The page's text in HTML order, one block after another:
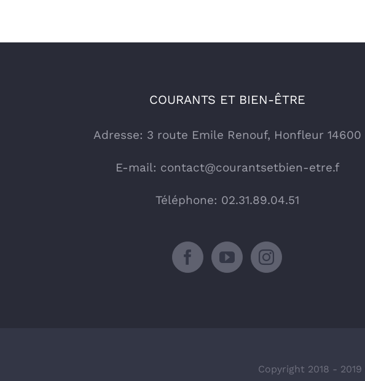
COURANTS ET BIEN-ÊTRE
Adresse: 3 route Emile Renouf, Honfleur 14600
E-mail: contact@courantsetbien-etre.f
Téléphone: 02.31.89.04.51
Copyright 2018 - 2019